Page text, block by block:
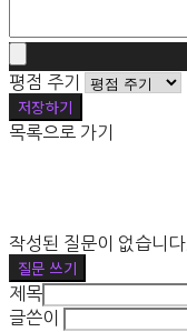
평점 주기
저장하기
목록으로 가기
작성된 질문이 없습니다.
질문 쓰기
제목
글쓴이